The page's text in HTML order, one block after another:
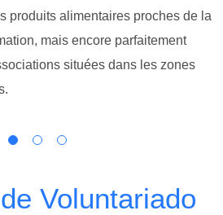
produits alimentaires proches de la
mais encore parfaitement
situées dans les zones
Voluntariado